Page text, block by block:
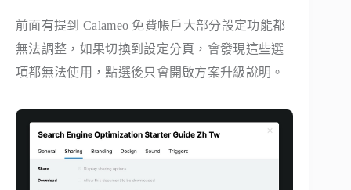
前面有提到 Calameo 免費帳戶大部分設定功能都
無法調整，如果切換到設定分頁，會發現這些選
項都無法使用，點選後只會開啟方案升級說明。